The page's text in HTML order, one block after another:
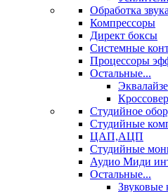
Обработка звука
Компрессоры
Директ боксы
Системные
Процессоры
Остальные...
Студийное
Студийные
ЦАП,АЦП
Студийные
Аудио Миди
Остальные...
Звуковые